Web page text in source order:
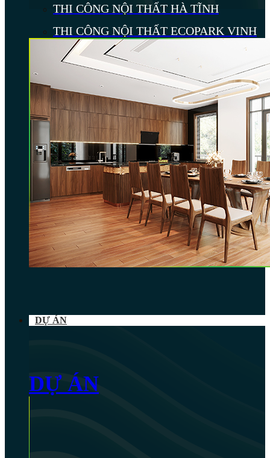
THI CÔNG NỘI THẤT HÀ TĨNH
THI CÔNG NỘI THẤT ECOPARK VINH
DỰ ÁN
DỰ ÁN